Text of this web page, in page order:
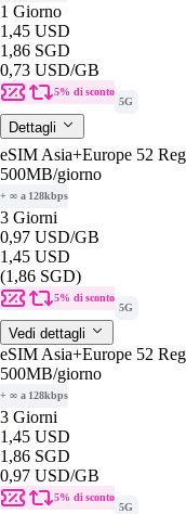
1 Giorno
1,45 USD
1,86 SGD
0,73 USD/GB
5% di sconto
5G
Dettagli
eSIM Asia+Europe 52
500MB/giorno
+ ∞ a 128kbps
3 Giorni
0,97 USD/GB
1,45 USD
(1,86 SGD)
5% di sconto
5G
Vedi dettagli
eSIM Asia+Europe 52
500MB/giorno
+ ∞ a 128kbps
3 Giorni
1,45 USD
1,86 SGD
0,97 USD/GB
5% di sconto
5G